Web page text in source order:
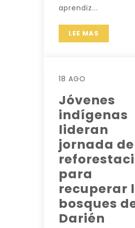
aprendiz...
LEE MAS
18 AGO
Jóvenes
indígenas
lideran
jornada de
para
recuperar
bosques
Darién